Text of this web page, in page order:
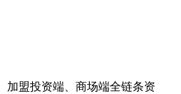
加盟投资端、商场端全链条资